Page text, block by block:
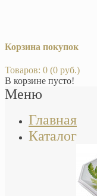
Корзина покупок
Товаров: 0 (0 руб.)
В корзине пусто!
Меню
Главная
Каталог